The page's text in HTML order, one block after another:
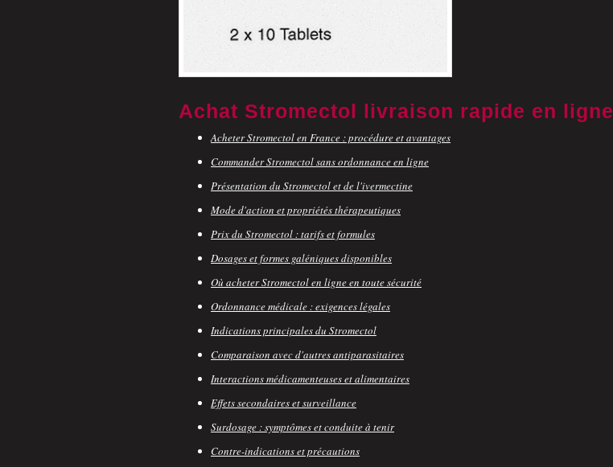
Achat Stromectol livraison rapide en ligne
Acheter Stromectol en France : procédure et avantages
Commander Stromectol sans ordonnance en ligne
Présentation du Stromectol et de l'ivermectine
Mode d'action et propriétés thérapeutiques
Prix du Stromectol : tarifs et formules
Dosages et formes galéniques disponibles
Où acheter Stromectol en ligne en toute sécurité
Ordonnance médicale : exigences légales
Indications principales du Stromectol
Comparaison avec d'autres antiparasitaires
Interactions médicamenteuses et alimentaires
Effets secondaires et surveillance
Surdosage : symptômes et conduite à tenir
Contre-indications et précautions